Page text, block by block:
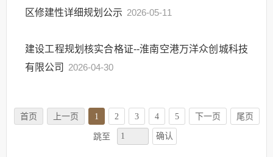
区修建性详细规划公示 2026-05-11
建设工程规划核实合格证--淮南空港万洋众创城科技
有限公司
2026-04-30
首页 上一页 1 2 3 4 5 下一页 尾页
跳至 确认